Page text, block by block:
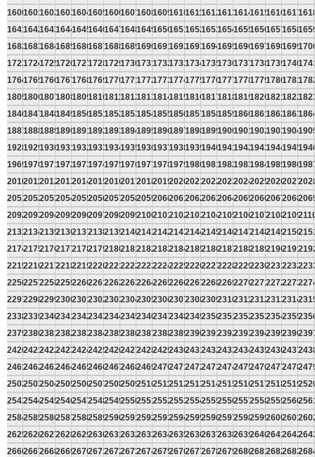
160016011602160316041605160616071608160916101611161216131614161516161617
164116421643164416451646164716481649165016511652165316541655165616571658
168216831684168516861687168816891690169116921693169416951696169716981699
172317241725172617271728172917301731173217331734173517361737173817391740
176417651766176717681769177017711772177317741775177617771778177917801781
180518061807180818091810181118121813181418151816181718181819182018211822
184618471848184918501851185218531854185518561857185818591860186118621863
188718881889189018911892189318941895189618971898189919001901190219031904
192819291930193119321933193419351936193719381939194019411942194319441945
196919701971197219731974197519761977197819791980198119821983198419851986
201020112012201320142015201620172018201920202021202220232024202520262027
205120522053205420552056205720582059206020612062206320642065206620672068
209220932094209520962097209820992100210121022103210421052106210721082109
213321342135213621372138213921402141214221432144214521462147214821492150
217421752176217721782179218021812182218321842185218621872188218921902191
221522162217221822192220222122222223222422252226222722282229223022312232
225622572258225922602261226222632264226522662267226822692270227122722273
229722982299230023012302230323042305230623072308230923102311231223132314
233823392340234123422343234423452346234723482349235023512352235323542355
237923802381238223832384238523862387238823892390239123922393239423952396
242024212422242324242425242624272428242924302431243224332434243524362437
246124622463246424652466246724682469247024712472247324742475247624772478
250225032504250525062507250825092510251125122513251425152516251725182519
254325442545254625472548254925502551255225532554255525562557255825592560
258425852586258725882589259025912592259325942595259625972598259926002601
262526262627262826292630263126322633263426352636263726382639264026412642
266626672668266926702671267226732674267526762677267826792680268126822683